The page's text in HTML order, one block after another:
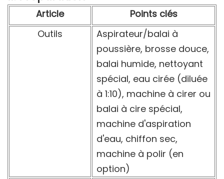
Article
Points clés
Outils
Aspirateur/balai à
poussière, brosse douce,
balai humide, nettoyant
spécial, eau cirée (diluée
à 1:10), machine à cirer ou
balai à cire spécial,
machine d'aspiration
d'eau, chiffon sec,
machine à polir (en
option)